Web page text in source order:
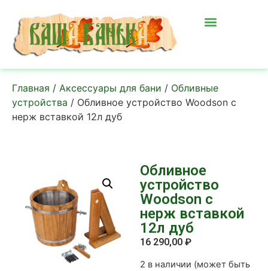
Главная / Аксессуары для бани / Обливные
устройства / Обливное устройство Woodson с
нерж вставкой 12л дуб
Обливное
устройство
Woodson с
нерж вставкой
12л дуб
16 290,00 ₽
2 в наличии (может быть